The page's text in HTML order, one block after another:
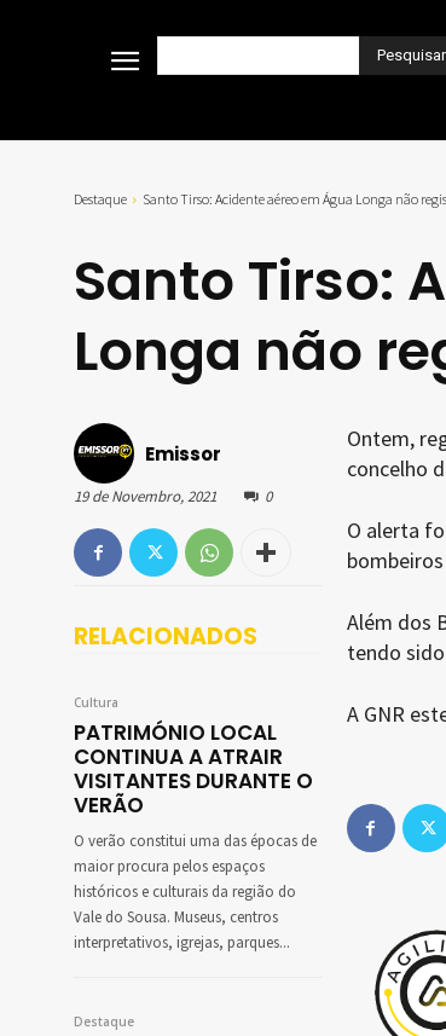
Pesquisar
Destaque Santo Tirso: Acidente aéreo em Água Longa não
Santo Tirso:
Longa não
Emissor
19 de Novembro, 2021 0
RELACIONADOS
Cultura
PATRIMÓNIO LOCAL
CONTINUA A ATRAIR
VISITANTES DURANTE O
VERÃO
O verão constitui uma das épocas de
maior procura pelos espaços
históricos e culturais da região do
Vale do Sousa. Museus, centros
interpretativos, igrejas, parques...
Destaque
Ontem,
concelho
O alerta
Além dos
tendo
A GNR